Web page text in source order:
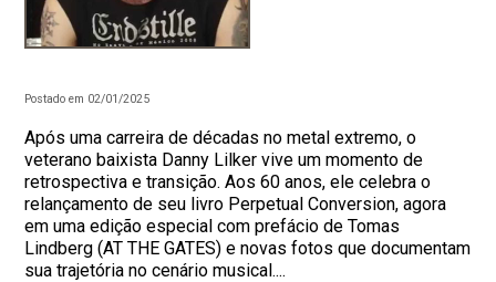
Postado em 02/01/2025
Após uma carreira de décadas no metal extremo, o
veterano baixista Danny Lilker vive um momento de
retrospectiva e transição. Aos 60 anos, ele celebra o
relançamento de seu livro Perpetual Conversion, agora
em uma edição especial com prefácio de Tomas
Lindberg (AT THE GATES) e novas fotos que documentam
sua trajetória no cenário musical....